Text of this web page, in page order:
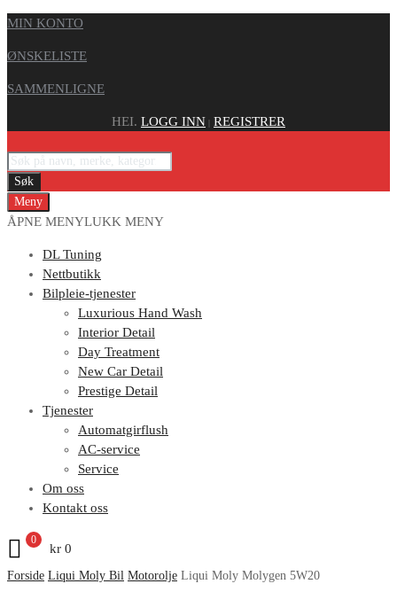
MIN KONTO
ØNSKELISTE
SAMMENLIGNE
HEI. LOGG INN | REGISTRER
Søk
Meny
ÅPNE MENYLUKK MENY
DL Tuning
Nettbutikk
Bilpleie-tjenester
Luxurious Hand Wash
Interior Detail
Day Treatment
New Car Detail
Prestige Detail
Tjenester
Automatgirflush
AC-service
Service
Om oss
Kontakt oss
kr 0
0
Forside Liqui Moly Bil Motorolje Liqui Moly Molygen 5W20